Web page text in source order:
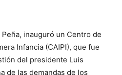
inauguró un Centro de
Infancia (CAIPI), que fue
del presidente Luis
de las demandas de los